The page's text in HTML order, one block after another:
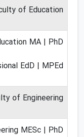
of Education
MA | PhD
EdD | MPEd
of Engineering
MESc | PhD